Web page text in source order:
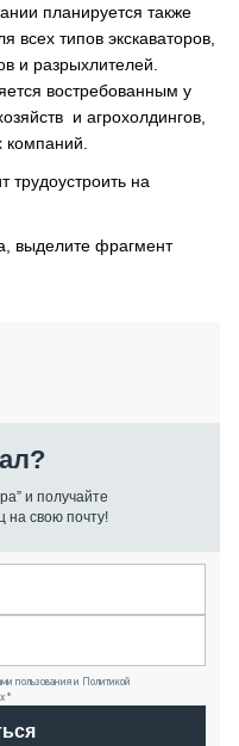
планируется также
всех типов экскаваторов,
и разрыхлителей.
востребованным у
и агрохолдингов,
компаний.
трудоустроить на
выделите фрагмент
и получайте
на свою почту!
пользования и Политикой
*